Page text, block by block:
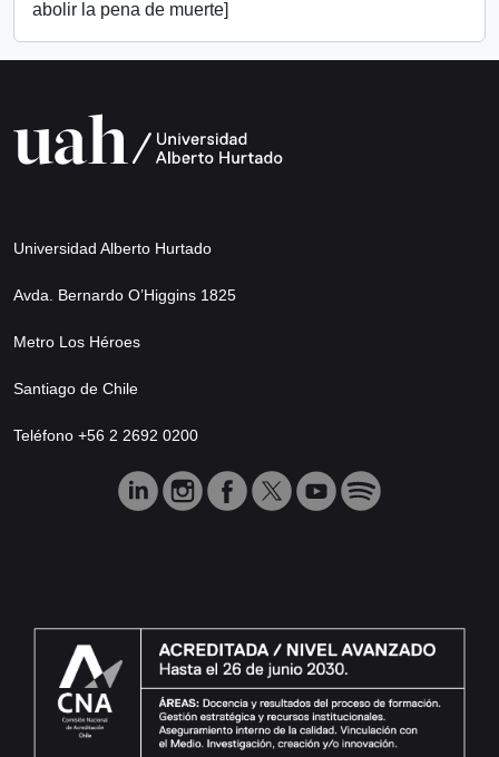
abolir la pena de muerte]
Universidad Alberto Hurtado
Avda. Bernardo O’Higgins 1825
Metro Los Héroes
Santiago de Chile
Teléfono +56 2 2692 0200